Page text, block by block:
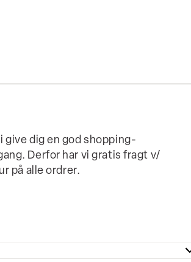
give dig en god shopping-
Derfor har vi gratis fragt v/
på alle ordrer.